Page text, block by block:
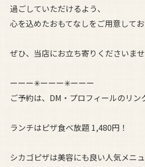
過ごしていただけるよう、
心を込めたおもてなしをご用意してお
ぜひ、当店にお立ち寄りくださいませ
ーーー✳︎ーーー✳︎ーーー
ご予約は、DM・プロフィールのリン
ランチはピザ食べ放題 1,480円！
シカゴピザは美容にも良い人気メニ